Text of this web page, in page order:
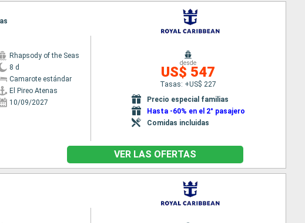
Rhapsody of the Seas
8 d
Camarote estándar
El Pireo Atenas
10/09/2027
desde
US$ 547
Tasas: +US$ 227
Precio especial familias
Hasta -60% en el 2° pasajero
Comidas incluidas
VER LAS OFERTAS